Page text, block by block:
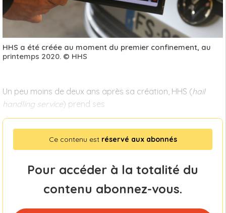
HHS a été créée au moment du premier confinement, au
printemps 2020. © HHS
Un peu moins de deux ans après sa création, HHS (hail
handling service) prend ses
Ce contenu est réservé aux abonnés
Pour accéder à la totalité du
contenu abonnez-vous.